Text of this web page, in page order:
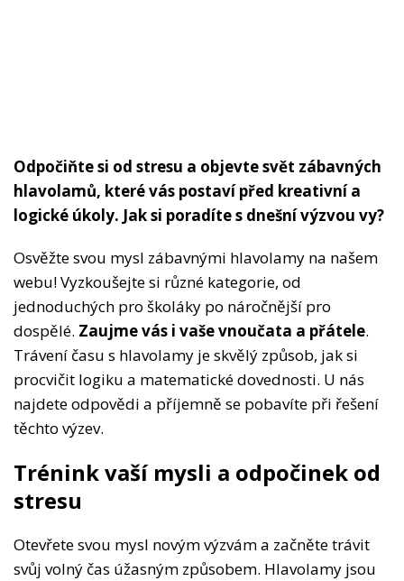
Odpočiňte si od stresu a objevte svět zábavných
hlavolamů, které vás postaví před kreativní a
logické úkoly. Jak si poradíte s dnešní výzvou vy?
Osvěžte svou mysl zábavnými hlavolamy na našem
webu! Vyzkoušejte si různé kategorie, od
jednoduchých pro školáky po náročnější pro
dospělé. Zaujme vás i vaše vnoučata a přátele.
Trávení času s hlavolamy je skvělý způsob, jak si
procvičit logiku a matematické dovednosti. U nás
najdete odpovědi a příjemně se pobavíte při řešení
těchto výzev.
Trénink vaší mysli a odpočinek od
stresu
Otevřete svou mysl novým výzvám a začněte trávit
svůj volný čas úžasným způsobem. Hlavolamy jsou